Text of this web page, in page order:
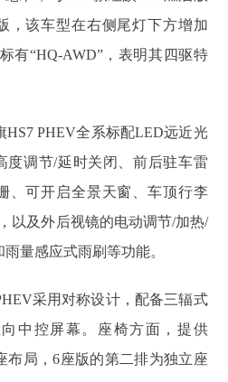
，该车型在右侧尾灯下方增加
有“HQ-AWD”，表明其四驱特
HS7 PHEV全系标配LED远近光
度调节/延时关闭、前后驻车雷
、可开启全景天窗、车顶行李
以及外后视镜的电动调节/加热/
量感应式雨刷等功能。
采用对称设计，配备三辐式
中控屏幕。座椅方面，提供
布局，6座版的第二排为独立座